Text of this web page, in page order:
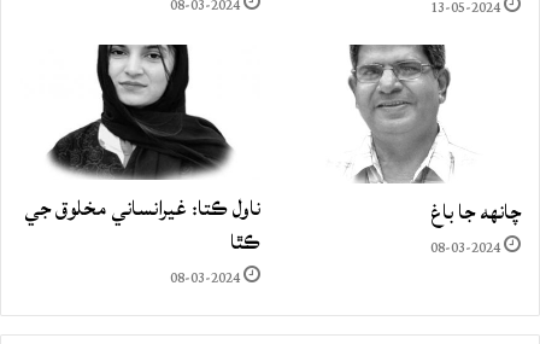
13-05-2024
چانهه جا باغ
08-03-2024
ناول ڪتا: غيرانساني مخلوق جي
ڪٿا
08-03-2024